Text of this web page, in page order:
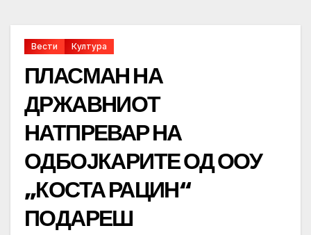
Вести Култура
ПЛАСМАН НА
ДРЖАВНИОТ
НАТПРЕВАР НА
ОДБОЈКАРИТЕ ОД ООУ
„КОСТА РАЦИН“
ПОДАРЕШ